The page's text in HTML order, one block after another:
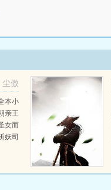
尘傲
本小
亲王
女而
妖司